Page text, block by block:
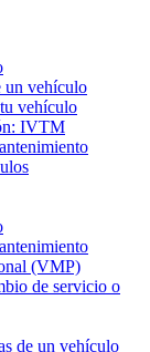
un vehículo
vehículo
IVTM
(VMP)
de servicio o
de un vehículo